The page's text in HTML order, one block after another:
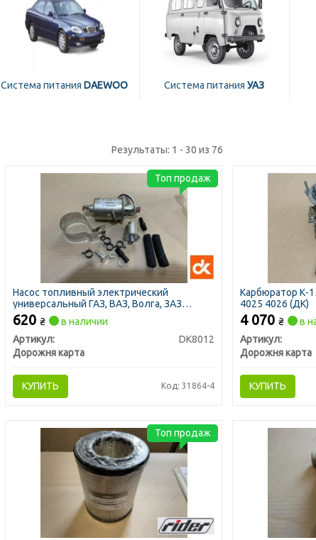
Система питания DAEWOO Система питания УАЗ
Результаты: 1 - 30 из 76
Насос топливный электрический
универсальный ГАЗ, ВАЗ, Волга, ЗАЗ
вместо механического) (ДК)
620₴
в наличии
Артикул:
DK8012
Дорожня карта
КУПИТЬ Код: 31864-4
Топ продаж
Карбюратор К-
4025 4026 (ДК)
4 070₴
в
Артикул:
Дорожня карта
КУПИТЬ
Топ продаж